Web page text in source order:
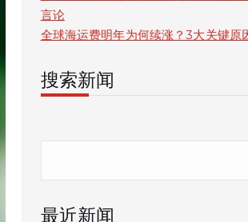
言论
全球海运费明年为何续涨？3大关键原
搜索新闻
最近新闻